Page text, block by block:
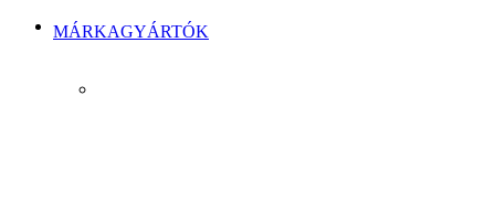
MÁRKAGYÁRTÓK